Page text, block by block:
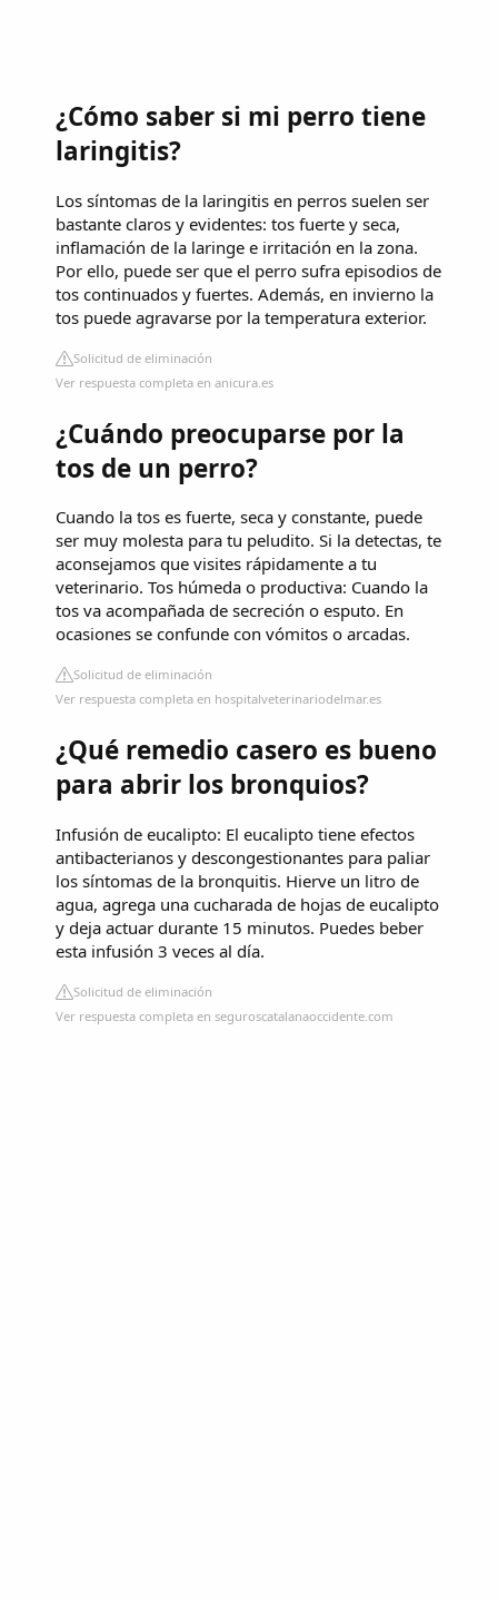
¿Cómo saber si mi perro tiene
laringitis?
Los síntomas de la laringitis en perros suelen ser
bastante claros y evidentes: tos fuerte y seca,
inflamación de la laringe e irritación en la zona.
Por ello, puede ser que el perro sufra episodios de
tos continuados y fuertes. Además, en invierno la
tos puede agravarse por la temperatura exterior.
Solicitud de eliminación
Ver respuesta completa en anicura.es
¿Cuándo preocuparse por la
tos de un perro?
Cuando la tos es fuerte, seca y constante, puede
ser muy molesta para tu peludito. Si la detectas, te
aconsejamos que visites rápidamente a tu
veterinario. Tos húmeda o productiva: Cuando la
tos va acompañada de secreción o esputo. En
ocasiones se confunde con vómitos o arcadas.
Solicitud de eliminación
Ver respuesta completa en hospitalveterinariodelmar.es
¿Qué remedio casero es bueno
para abrir los bronquios?
Infusión de eucalipto: El eucalipto tiene efectos
antibacterianos y descongestionantes para paliar
los síntomas de la bronquitis. Hierve un litro de
agua, agrega una cucharada de hojas de eucalipto
y deja actuar durante 15 minutos. Puedes beber
esta infusión 3 veces al día.
Solicitud de eliminación
Ver respuesta completa en seguroscatalanaoccidente.com